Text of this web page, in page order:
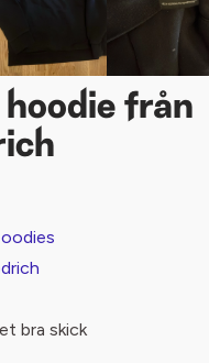
från
bra skick